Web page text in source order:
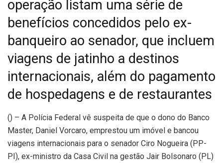
operação listam uma série de
benefícios concedidos pelo ex-
banqueiro ao senador, que incluem
viagens de jatinho a destinos
internacionais, além do pagamento
de hospedagens e de restaurantes
() – A Polícia Federal vê suspeita de que o dono do Banco
Master, Daniel Vorcaro, emprestou um imóvel e bancou
viagens internacionais para o senador Ciro Nogueira (PP-
PI), ex-ministro da Casa Civil na gestão Jair Bolsonaro (PL)